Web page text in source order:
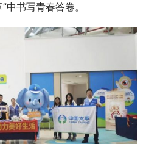
中书写青春答卷。